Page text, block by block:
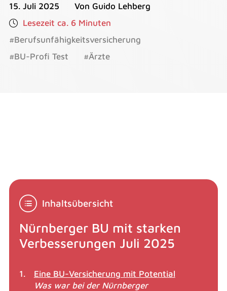
15. Juli 2025
Von Guido Lehberg
Lesezeit ca. 6 Minuten
#Berufsunfähigkeitsversicherung
#BU-Profi Test
#Ärzte
Inhaltsübersicht
Nürnberger BU mit starken
Verbesserungen Juli 2025
Eine BU-Versicherung mit Potential
Was war bei der Nürnberger